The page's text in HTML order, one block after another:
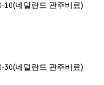
10(네덜란드 관주비료)
30(네덜란드 관주비료)